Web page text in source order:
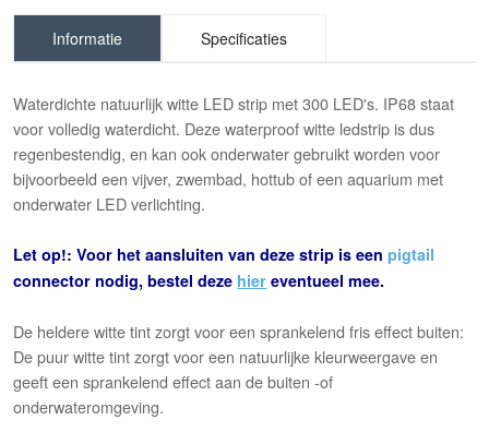
Informatie Specificaties
Waterdichte natuurlijk witte LED strip met 300 LED's. IP68 staat
voor volledig waterdicht. Deze waterproof witte ledstrip is dus
regenbestendig, en kan ook onderwater gebruikt worden voor
bijvoorbeeld een vijver, zwembad, hottub of een aquarium met
onderwater LED verlichting.
Let op!: Voor het aansluiten van deze strip is eenpigtail
connector nodig, bestel deze hier eventueel mee.
De heldere witte tint zorgt voor een sprankelend fris effect buiten:
De puur witte tint zorgt voor een natuurlijke kleurweergave en
geeft een sprankelend effect aan de buiten -of
onderwateromgeving.